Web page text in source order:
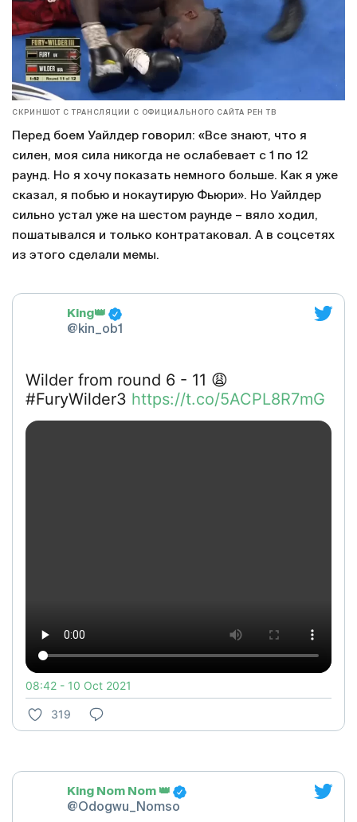
СКРИНШОТ С ТРАНСЛЯЦИИ С ОФИЦИАЛЬНОГО САЙТА РЕН ТВ
Перед боем Уайлдер говорил: «Все знают, что я
силен, моя сила никогда не ослабевает с 1 по 12
раунд. Но я хочу показать немного больше. Как я уже
сказал, я побью и нокаутирую Фьюри». Но Уайлдер
сильно устал уже на шестом раунде – вяло ходил,
пошатывался и только контратаковал. А в соцсетях
из этого сделали мемы.
King👑
@kin_ob1
Wilder from round 6 - 11 😩
#FuryWilder3 https://t.co/5ACPL8R7mG
08:42 - 10 Oct 2021
319
King Nom Nom 👑
@Odogwu_Nomso